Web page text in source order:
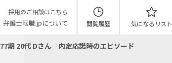
採用のご相談はこちら
弁護士転職.jpについて 閲覧履歴 気になる リスト
77期 20代 Dさん 内定応諾時のエピソード